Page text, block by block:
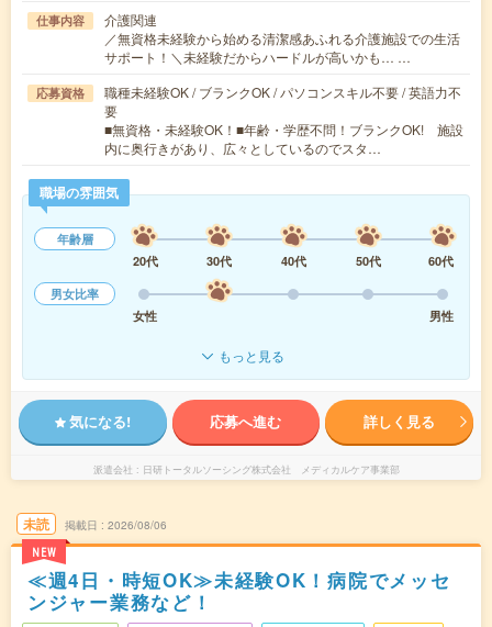
仕事内容
介護関連
／無資格未経験から始める清潔感あふれる介護施設での生活
サポート！＼未経験だからハードルが高いかも… …
応募資格
職種未経験OK / ブランクOK / パソコンスキル不要 / 英語力不
要
■無資格・未経験OK！■年齢・学歴不問！ブランクOK! 施設
内に奥行きがあり、広々としているのでスタ…
職場の雰囲気
年齢層
20代
30代 40代 50代
60代
男女比率
女性
男性
もっと見る
気になる! 応募へ進む 詳しく見る
派遣会社 日研トータルソーシング株式会社 メディカルケア事業部
未読
NEW
掲載日 2026/08/06
≪週4日・時短OK≫未経験OK！病院でメッセ
ンジャー業務など！